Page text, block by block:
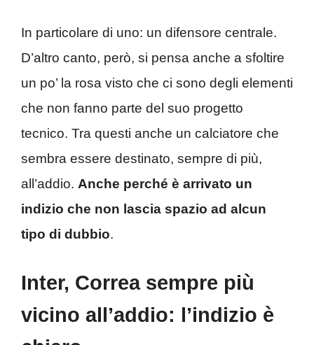
In particolare di uno: un difensore centrale.
D’altro canto, però, si pensa anche a sfoltire
un po’ la rosa visto che ci sono degli elementi
che non fanno parte del suo progetto
tecnico. Tra questi anche un calciatore che
sembra essere destinato, sempre di più,
all’addio. Anche perché è arrivato un
indizio che non lascia spazio ad alcun
tipo di dubbio.
Inter, Correa sempre più
vicino all’addio: l’indizio è